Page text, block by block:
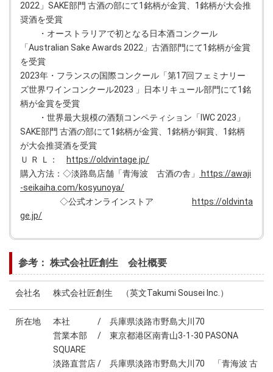
2022」SAKE部門 古酒の部にて1銘柄が金賞、1銘柄が大会推
奨酒を受賞
・オーストラリアで初となる日本酒コンクール
「Australian Sake Awards 2022」古酒部門にて1銘柄が金賞
を受賞
2023年・フランスの国際コンクール「第17回フェミナリー
ズ世界ワインコンクール2023 」日本リキュール部門にて1銘
柄が金賞を受賞
・世界最大規模の酒類コンペティション「IWC 2023」
SAKE部門 古酒の部にて1銘柄が金賞、1銘柄が銅賞、1銘柄
が大会推奨酒を受賞
Ｕ Ｒ Ｌ：
https://oldvintage.jp/
購入方法：◇淡路島店舗「青海波 古酒の舎」
https://awaji
-seikaiha.com/kosyunoya/
◇公式オンラインストア
https://oldvinta
ge.jp/
参考： 株式会社匠創生 会社概要
会社名 株式会社匠創生 （英文Takumi Sousei Inc.）
所在地
本社 / 兵庫県淡路市野島大川70
営業本部 / 東京都港区南青山3-1-30 PASONA
SQUARE
淡路直営店 / 兵庫県淡路市野島大川70 「青海波 古